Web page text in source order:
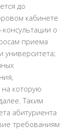
до
кабинете
о
приема
университета;
на которую
Таким
абитуриента
требованиям